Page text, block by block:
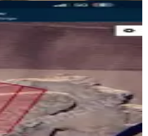
6 Dönüm Arazi Yol
Sanayi Elektriği +1·484/m²